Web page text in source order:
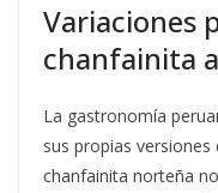
Variaciones
chanfainita
La gastronomía
sus propias
chanfainita norteña